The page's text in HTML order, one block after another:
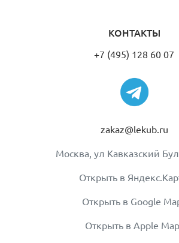
КОНТАКТЫ
+7 (495) 128 60 07
zakaz@lekub.ru
Москва, ул Кавказский
Открыть в
Открыть в Google
Открыть в Apple